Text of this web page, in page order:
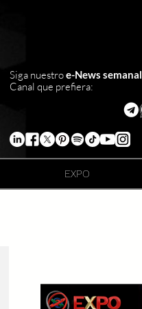
Siga nuestroe-News semanal
Canal que prefiera:
EXPO